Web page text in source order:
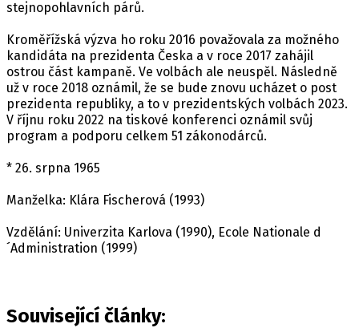
stejnopohlavních párů.
Kroměřížská výzva ho roku 2016 považovala za možného
kandidáta na prezidenta Česka a v roce 2017 zahájil
ostrou část kampaně. Ve volbách ale neuspěl. Následně
už v roce 2018 oznámil, že se bude znovu ucházet o post
prezidenta republiky, a to v prezidentských volbách 2023.
V říjnu roku 2022 na tiskové konferenci oznámil svůj
program a podporu celkem 51 zákonodárců.
* 26. srpna 1965
Manželka: Klára Fischerová (1993)
Vzdělání: Univerzita Karlova (1990), Ecole Nationale d
´Administration (1999)
Související články: